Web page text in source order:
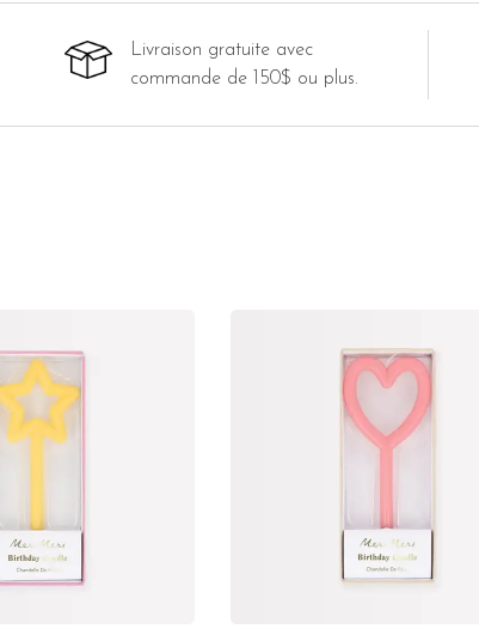
Livraison gratuite avec
commande de 150$ ou plus.